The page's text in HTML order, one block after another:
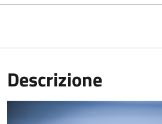
Descrizione